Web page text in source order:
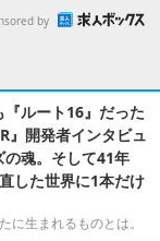
by
ルート16』だった
』開発者インタビュ
魂。そして41年
した世界に1本だけ
に生まれるものとは。